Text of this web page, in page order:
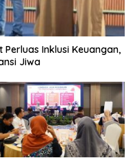
Inklusi Keuangan,
Jiwa